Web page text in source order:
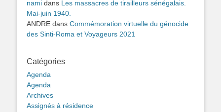
nami dans Les massacres de tirailleurs sénégalais.
Mai-juin 1940.
ANDRE dans Commémoration virtuelle du génocide
des Sinti-Roma et Voyageurs 2021
Catégories
Agenda
Agenda
Archives
Assignés à résidence